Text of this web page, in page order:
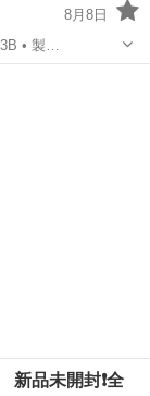
8月8日
• 製…
新品未開封❗️全